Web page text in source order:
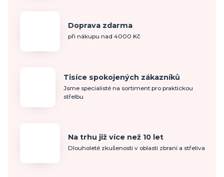
Doprava zdarma
při nákupu nad 4000 Kč
Tisíce spokojených zákazníků
Jsme specialisté na sortiment pro praktickou
střelbu
Na trhu již více než 10 let
Dlouholeté zkušenosti v oblasti zbraní a střeliva